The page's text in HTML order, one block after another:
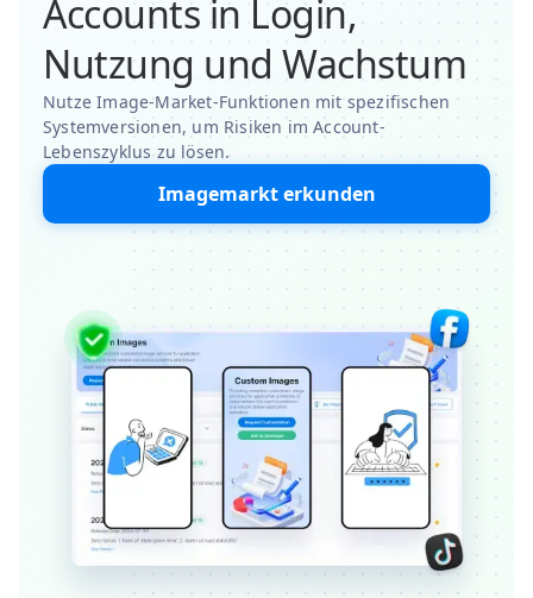
Accounts in Login,
Nutzung und Wachstum
Nutze Image-Market-Funktionen mit spezifischen
Systemversionen, um Risiken im Account-
Lebenszyklus zu lösen.
Imagemarkt erkunden